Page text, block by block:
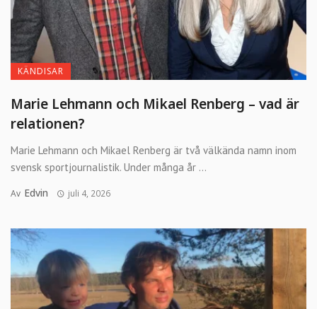
KÄNDISAR
Marie Lehmann och Mikael Renberg – vad är
relationen?
Marie Lehmann och Mikael Renberg är två välkända namn inom
svensk sportjournalistik. Under många år ...
Av Edvin juli 4, 2026